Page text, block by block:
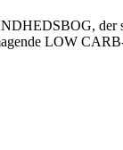
der
LOW